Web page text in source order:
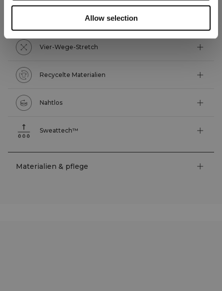
Allow selection
Technische Funktionen
Vier-Wege-Stretch
Recycelte Materialien
Nahtlos
Sweattech™
Materialien & pflege